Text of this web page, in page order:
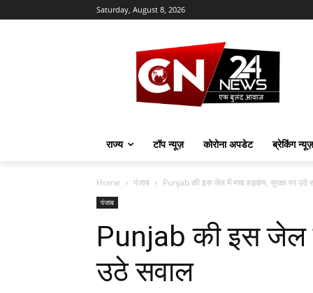
Saturday, August 8, 2026
राज्य टॉप न्यूज़ कोरोना अपडेट ब्रेकिंग न्यूज़
Home पंजाब Punjab की इस जेल में मचा हड़कंप, सुरक्षा पर उठे
पंजाब
Punjab की इस जेल
उठे सवाल